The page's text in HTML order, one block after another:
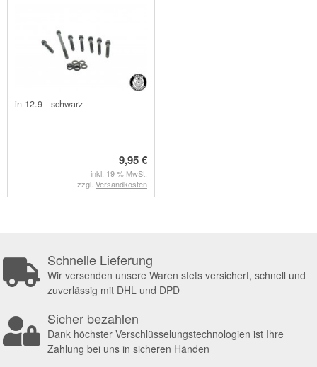
in 12.9 - schwarz
9,95 €
inkl. 19 % MwSt.
zzgl. Versandkosten
Schnelle Lieferung
Wir versenden unsere Waren stets versichert, schnell und
zuverlässig mit DHL und DPD
Sicher bezahlen
Dank höchster Verschlüsselungstechnologien ist Ihre
Zahlung bei uns in sicheren Händen